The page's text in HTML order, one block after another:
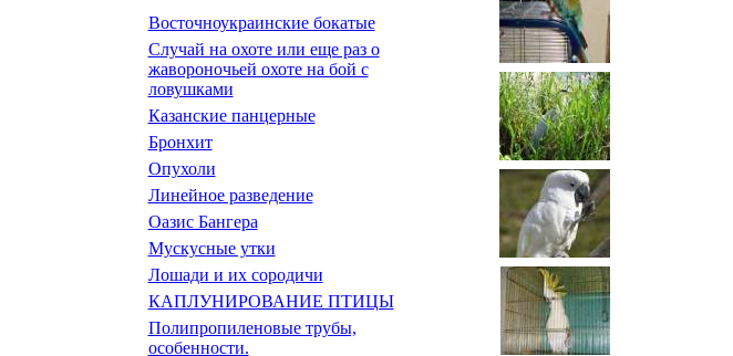
Восточноукраинские бокатые
Случай на охоте или еще раз о
жавороночьей охоте на бой с
ловушками
Казанские панцерные
Бронхит
Опухоли
Линейное разведение
Оазис Бангера
Мускусные утки
Лошади и их сородичи
КАПЛУНИРОВАНИЕ ПТИЦЫ
Полипропиленовые трубы,
особенности.